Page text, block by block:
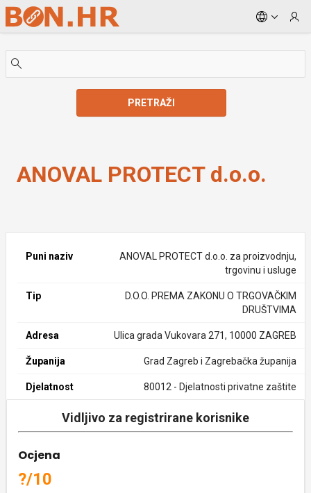
Skip to Main Content
PRETRAŽI
ANOVAL PROTECT d.o.o.
Puni naziv
ANOVAL PROTECT d.o.o. za proizvodnju,
trgovinu i usluge
Tip
D.O.O. PREMA ZAKONU O TRGOVAČKIM
DRUŠTVIMA
Adresa Ulica grada Vukovara 271, 10000 ZAGREB
Županija Grad Zagreb i Zagrebačka županija
Djelatnost 80012 - Djelatnosti privatne zaštite
Vidljivo za registrirane korisnike
Ocjena
?/10